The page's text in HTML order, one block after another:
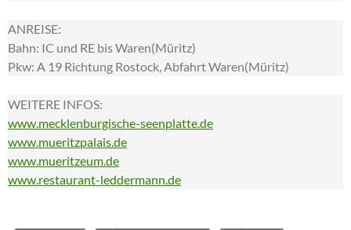
ANREISE:
Bahn: IC und RE bis Waren(Müritz)
Pkw: A 19 Richtung Rostock, Abfahrt Waren(Müritz)
WEITERE INFOS:
www.mecklenburgische-seenplatte.de
www.mueritzpalais.de
www.mueritzeum.de
www.restaurant-leddermann.de